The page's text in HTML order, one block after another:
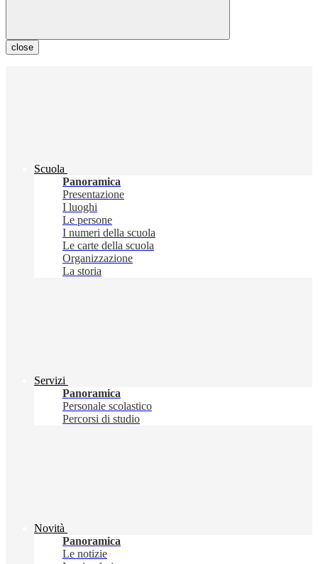
close
Scuola
Panoramica
Presentazione
I luoghi
Le persone
I numeri della scuola
Le carte della scuola
Organizzazione
La storia
Servizi
Panoramica
Personale scolastico
Percorsi di studio
Novità
Panoramica
Le notizie